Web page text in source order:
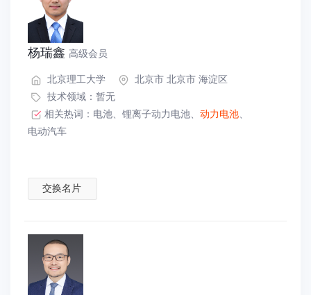
杨瑞鑫 高级会员
北京理工大学
北京市 北京市 海淀区
技术领域：暂无
相关热词： 电池、 锂离子动力电池、 动力电池、
电动汽车
交换名片